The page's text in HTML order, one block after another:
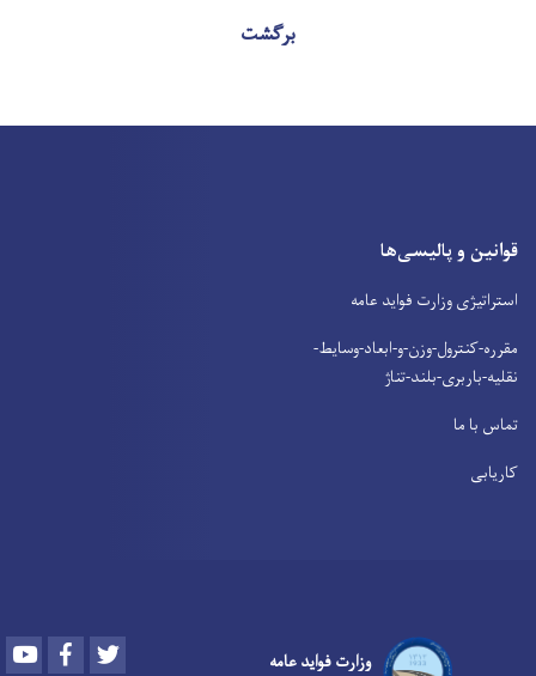
برگشت
قوانین و پالیسی‌ها
استراتیژی وزارت فواید عامه
مقرره-کنترول-وزن-و-ابعاد-وسایط-
نقلیه-باربری-بلند-تناژ
تماس با ما
کاریابی
وزارت فواید عامه Youtube Facebook